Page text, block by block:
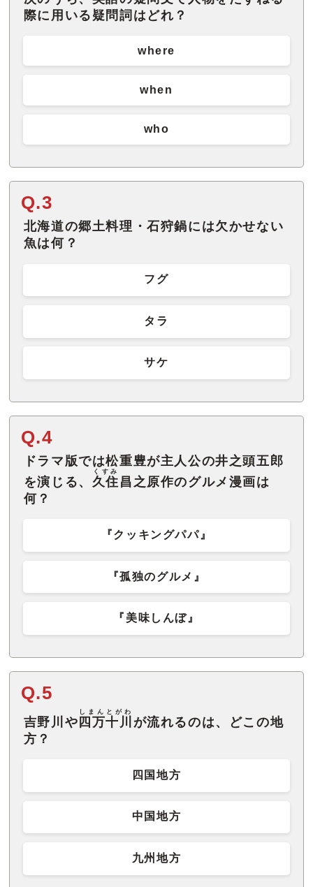
際に用いる疑問詞はどれ？
where
when
who
Q.3
北海道の郷土料理・石狩鍋には欠かせない
魚は何？
フグ
タラ
サケ
Q.4
ドラマ版では松重豊が主人公の井之頭五郎
を演じる、 久住
くすみ
昌之原作のグルメ漫画は
何？
『クッキングパパ』
『孤独のグルメ』
『美味しんぼ』
Q.5
吉野川や 四万十川
しまんとがわ
が流れるのは、どこの地
方？
四国地方
中国地方
九州地方